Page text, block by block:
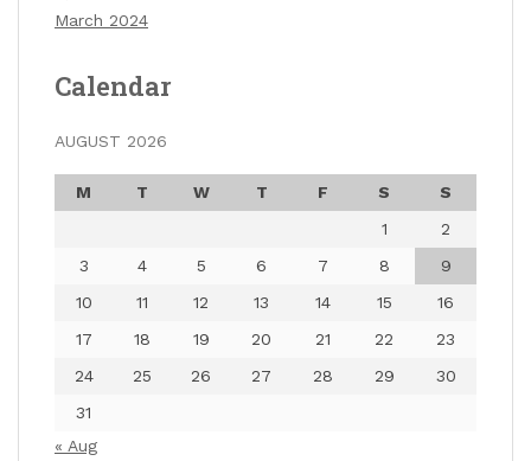
March 2024
Calendar
AUGUST 2026
M T W T F S
S
1
2
3
4 5 6 7 8
9
10
11 12 13 14 15
16
17
18 19 20 21 22
23
24
25 26 27 28 29
30
31
« Aug